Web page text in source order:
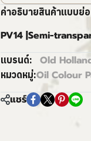
คำอธิบายสินค้าแบบย่อ
PV14 |Semi-
แบรนด์: Old
หมวดหมู่:Oil Colour
แชร์